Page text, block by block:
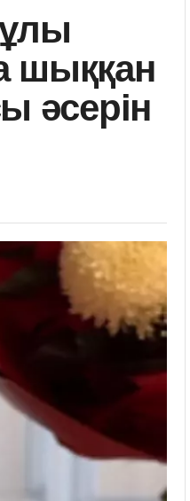
ұлы
шыққан
әсерін